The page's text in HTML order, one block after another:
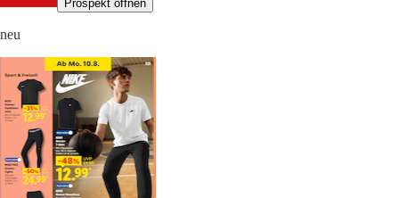
Prospekt öffnen
neu